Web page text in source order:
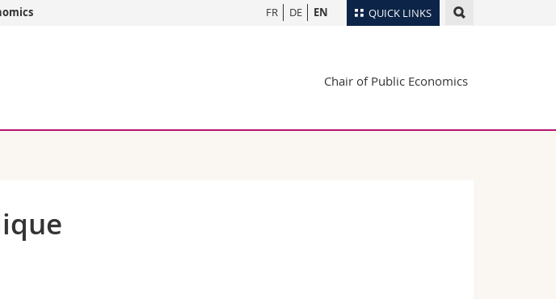
QUICK LINKS
Researchers
Maps/Orientation
Webmail
FR DE EN
Chair of Public Economics